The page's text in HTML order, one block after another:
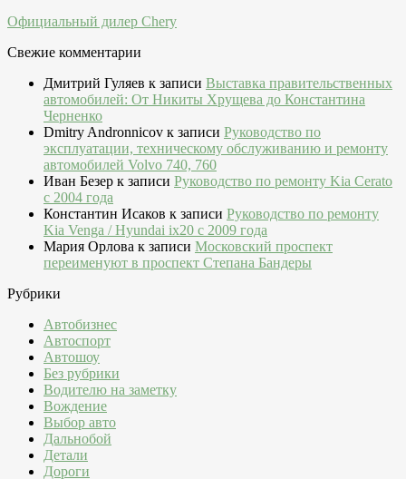
Официальный дилер Chery
Свежие комментарии
Дмитрий Гуляев к записи Выставка правительственных
автомобилей: От Никиты Хрущева до Константина
Черненко
Dmitry Andronnicov к записи Руководство по
эксплуатации, техническому обслуживанию и ремонту
автомобилей Volvo 740, 760
Иван Безер к записи Руководство по ремонту Kia Cerato
c 2004 года
Константин Исаков к записи Руководство по ремонту
Kia Venga / Hyundai ix20 c 2009 года
Мария Орлова к записи Московский проспект
переименуют в проспект Степана Бандеры
Рубрики
Автобизнес
Автоспорт
Автошоу
Без рубрики
Водителю на заметку
Вождение
Выбор авто
Дальнобой
Детали
Дороги